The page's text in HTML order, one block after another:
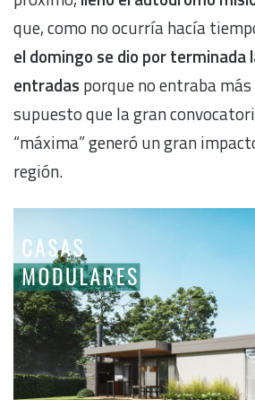
que, como no ocurría hacía
el domingo se dio por terminada
entradas porque no entraba
supuesto que la gran
“máxima” generó un gran
región.